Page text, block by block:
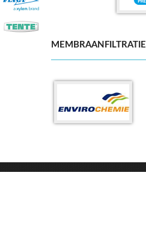
MEMBRAANFILTRATIE